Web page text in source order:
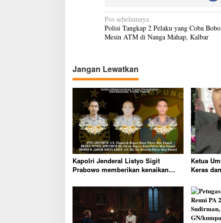
N
a
i
g
a
s
i
p
o
s
Pos sebelumnya
Polisi Tangkap 2 Pelaku yang Coba
Mesin ATM di Nanga Mahap, Kalbar
Jangan Lewatkan
Kapolri Jenderal Listyo Sigit
Prabowo memberikan kenaikan
tiga anggota Polri yang gugur saat
pengerbakan arena judi sabung
ayam di Kabupaten Way Kanan,
Lampung
Ketua
Keras